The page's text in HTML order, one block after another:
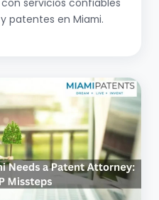
patentes en Miami.